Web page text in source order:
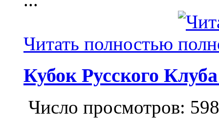
Читать полностью
Кубок Русского
Число просмотров: